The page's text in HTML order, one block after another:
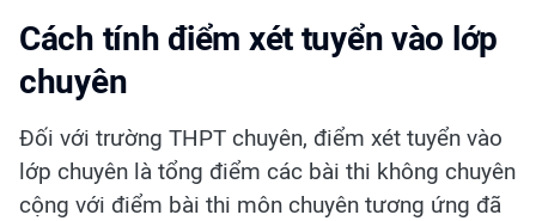
Cách tính điểm xét tuyển vào lớp
chuyên
Đối với trường THPT chuyên, điểm xét tuyển vào
lớp chuyên là tổng điểm các bài thi không chuyên
cộng với điểm bài thi môn chuyên tương ứng đã